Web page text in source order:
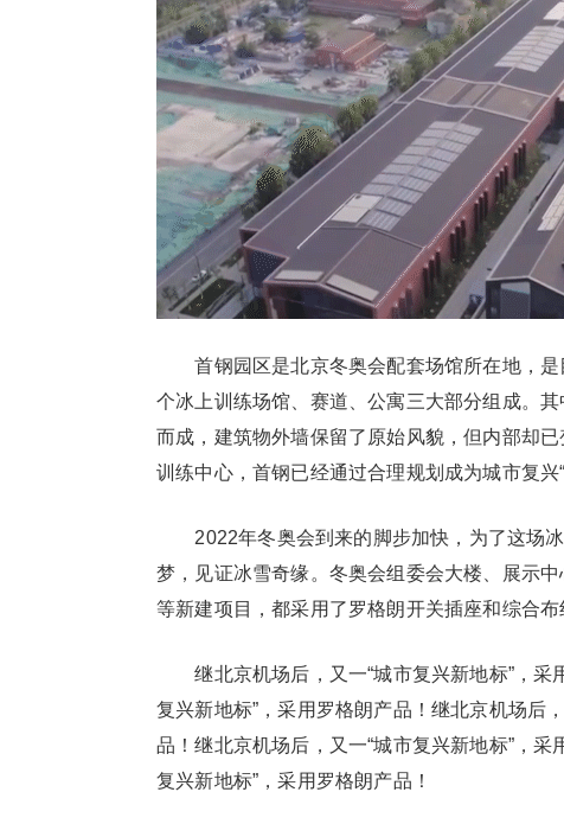
首钢园区是北京冬奥会配套场馆所在地，是
个冰上训练场馆、赛道、公寓三大部分组成。
而成，建筑物外墙保留了原始风貌，但内部却
训练中心，首钢已经通过合理规划成为城市复兴“
2022年冬奥会到来的脚步加快，为了这场冰
梦，见证冰雪奇缘。冬奥会组委会大楼、展示
等新建项目，都采用了罗格朗开关插座和综合布
继北京机场后，又一“城市复兴新地标”，采
复兴新地标”，采用罗格朗产品！继北京机场后
品！继北京机场后，又一“城市复兴新地标”，
复兴新地标”，采用罗格朗产品！